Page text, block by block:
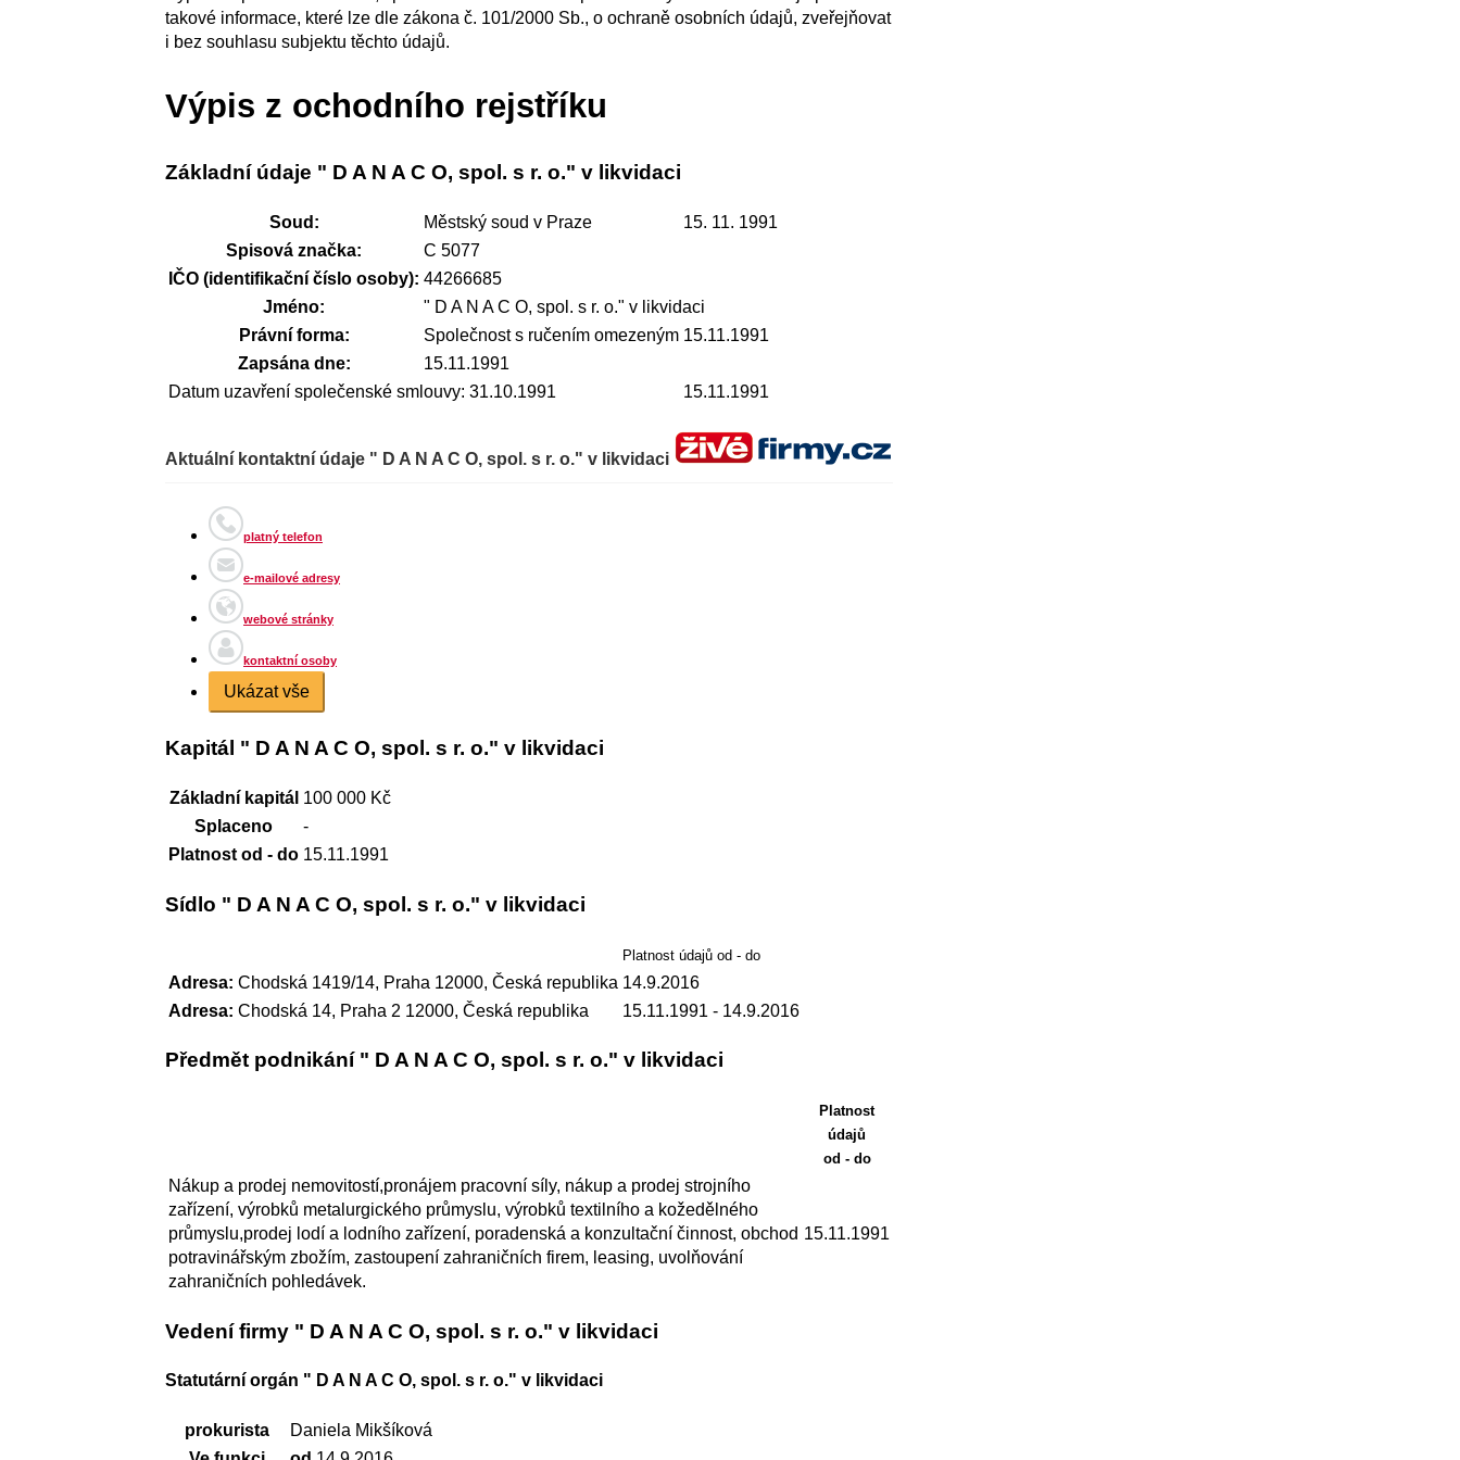
takové informace, které lze dle zákona č. 101/2000 Sb., o ochraně osobních údajů, zveřejňovat
i bez souhlasu subjektu těchto údajů.
Výpis z ochodního rejstříku
Základní údaje " D A N A C O, spol. s r. o." v likvidaci
Soud: Městský soud v Praze
15. 11. 1991
Spisová značka:
C 5077
IČO (identifikační číslo osoby): 44266685
Jméno:
" D A N A C O, spol. s r. o." v likvidaci
Právní forma:
Společnost s ručením omezeným 15.11.1991
Zapsána dne:
15.11.1991
Datum uzavření společenské smlouvy: 31.10.1991
15.11.1991
Aktuální kontaktní údaje " D A N A C O, spol. s r. o." v likvidaci
platný telefon
e-mailové adresy
webové stránky
kontaktní osoby
Ukázat vše
Kapitál " D A N A C O, spol. s r. o." v likvidaci
Základní kapitál 100 000 Kč
Splaceno
-
Platnost od - do 15.11.1991
Sídlo " D A N A C O, spol. s r. o." v likvidaci
Platnost údajů od - do
Adresa: Chodská 1419/14, Praha 12000, Česká republika 14.9.2016
Adresa: Chodská 14, Praha 2 12000, Česká republika 15.11.1991 - 14.9.2016
Předmět podnikání " D A N A C O, spol. s r. o." v likvidaci
Platnost
údajů
od - do
Nákup a prodej nemovitostí,pronájem pracovní síly, nákup a prodej strojního
zařízení, výrobků metalurgického průmyslu, výrobků textilního a kožedělného
průmyslu,prodej lodí a lodního zařízení, poradenská a konzultační činnost, obchod
potravinářským zbožím, zastoupení zahraničních firem, leasing, uvolňování
zahraničních pohledávek.
15.11.1991
Vedení firmy " D A N A C O, spol. s r. o." v likvidaci
Statutární orgán " D A N A C O, spol. s r. o." v likvidaci
prokurista
Daniela Mikšíková